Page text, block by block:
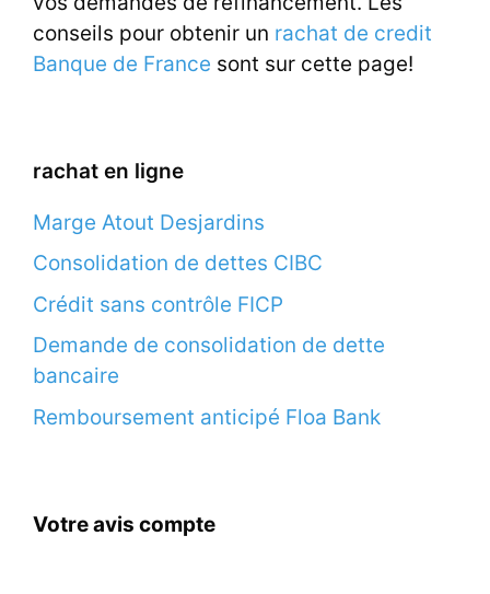
conseils pour obtenir un rachat de credit
Banque de France sont sur cette page!
rachat en ligne
Marge Atout Desjardins
Consolidation de dettes CIBC
Crédit sans contrôle FICP
Demande de consolidation de dette
bancaire
Remboursement anticipé Floa Bank
Votre avis compte